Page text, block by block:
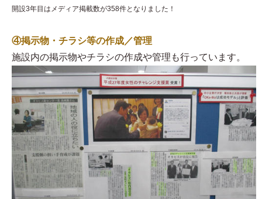
開設3年目はメディア掲載数が358件となりました！
④掲示物・チラシ等の作成／管理
施設内の掲示物やチラシの作成や管理も行っています。